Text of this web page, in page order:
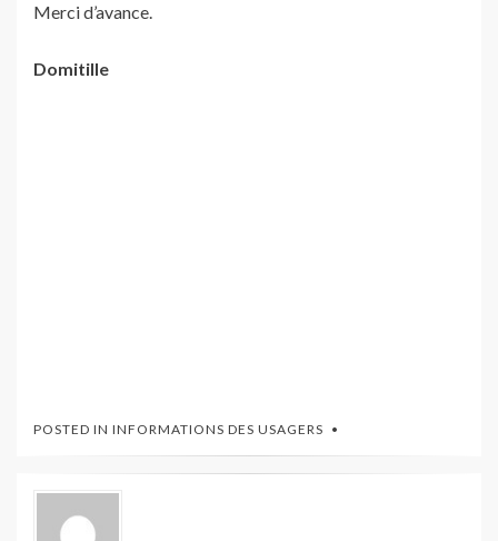
Merci d’avance.
Domitille
POSTED IN INFORMATIONS DES USAGERS